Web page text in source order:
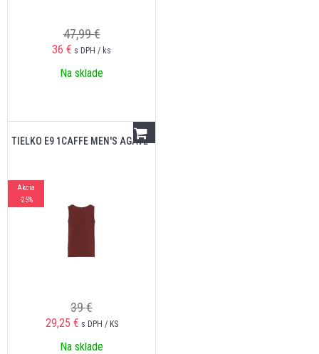
47,99 €
36 € s DPH / ks
Na sklade
TIELKO E9 1CAFFE MEN'S AGAVE
Akcia
-25%
39 €
29,25 € s DPH / KS
Na sklade